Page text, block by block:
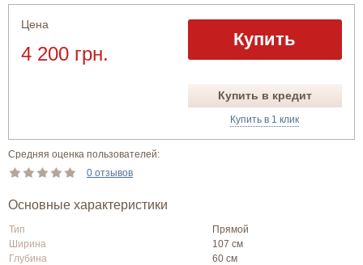
Цена
4 200 грн.
Купить
Купить в кредит
Купить в 1 клик
Средняя оценка пользователей:
0 отзывов
Основные характеристики
Тип
Прямой
Ширина
107 см
Глубина
60 см